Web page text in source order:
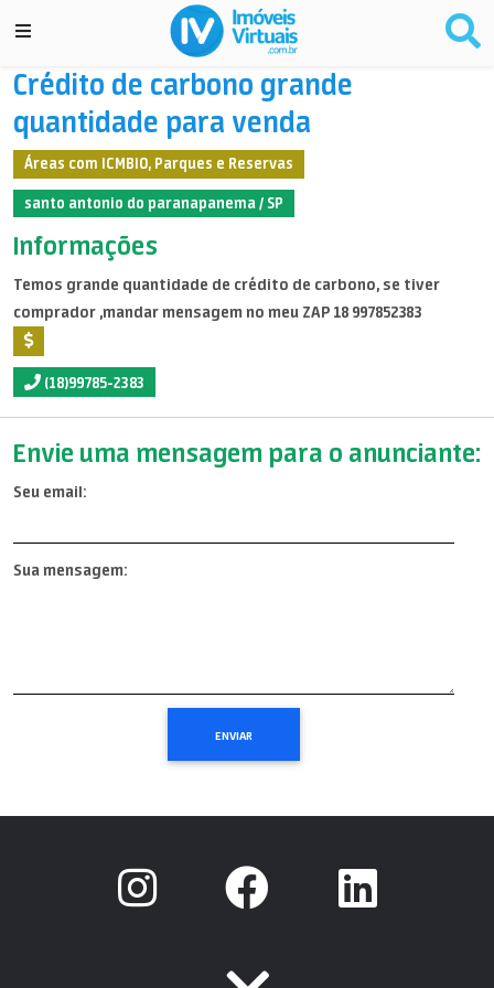
Crédito de carbono grande
quantidade para venda
Áreas com ICMBIO, Parques e Reservas
santo antonio do paranapanema / SP
Informações
Temos grande quantidade de crédito de carbono, se tiver
comprador ,mandar mensagem no meu ZAP 18 997852383
(18)99785-2383
Envie uma mensagem para o anunciante:
Seu email:
Sua mensagem: